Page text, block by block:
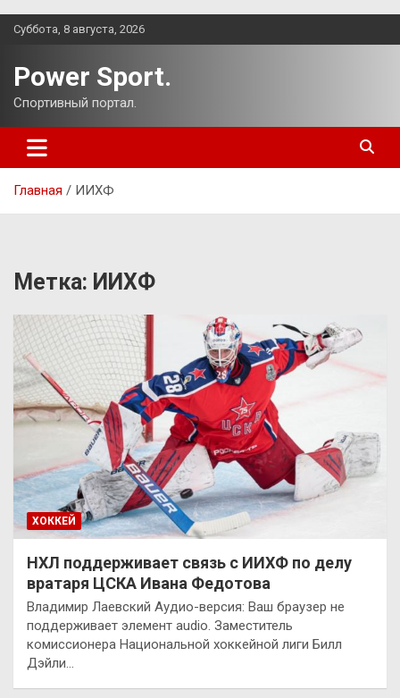
Перейти
Суббота, 8 августа, 2026
Power Sport.
Спортивный портал.
Главная ИИХФ
Метка: ИИХФ
ХОККЕЙ
НХЛ поддерживает связь с ИИХФ по делу
вратаря ЦСКА Ивана Федотова
Владимир Лаевский Аудио-версия: Ваш браузер не
поддерживает элемент audio. Заместитель
комиссионера Национальной хоккейной лиги Билл
Дэйли…